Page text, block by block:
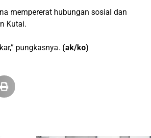
mempererat hubungan sosial dan
Kutai.
pungkasnya. (ak/ko)